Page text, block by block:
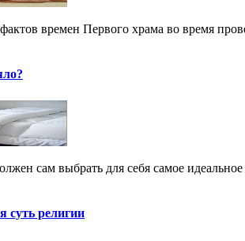
времен Первого храма во время
сам выбрать для себя самое
суть религии